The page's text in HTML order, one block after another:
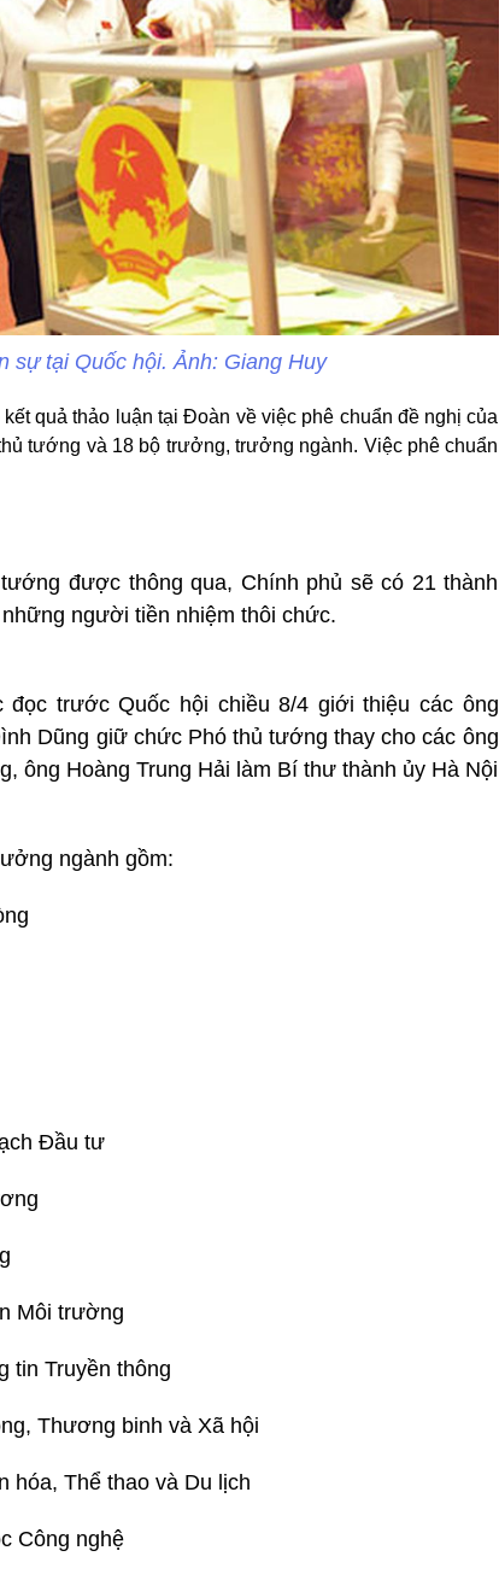
sự tại Quốc hội. Ảnh: Giang Huy
quả thảo luận tại Đoàn về việc phê chuẩn đề nghị của
tướng và 18 bộ trưởng, trưởng ngành. Việc phê chuẩn
được thông qua, Chính phủ sẽ có 21 thành
người tiền nhiệm thôi chức.
trước Quốc hội chiều 8/4 giới thiệu các ông
Dũng giữ chức Phó thủ tướng thay cho các ông
ông Hoàng Trung Hải làm Bí thư thành ủy Hà Nội
ngành gồm:
Đầu tư
Môi trường
tin Truyền thông
Thương binh và Xã hội
hóa, Thể thao và Du lịch
Công nghệ